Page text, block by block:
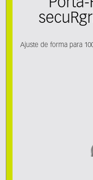
Ajuste de forma para